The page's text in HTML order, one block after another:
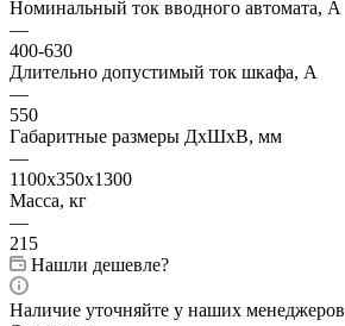
Номинальный ток вводного автомата, А
—
400-630
Длительно допустимый ток шкафа, А
—
550
Габаритные размеры ДхШхВ, мм
—
1100х350х1300
Масса, кг
—
215
Нашли дешевле?
Наличие уточняйте у наших менеджеров